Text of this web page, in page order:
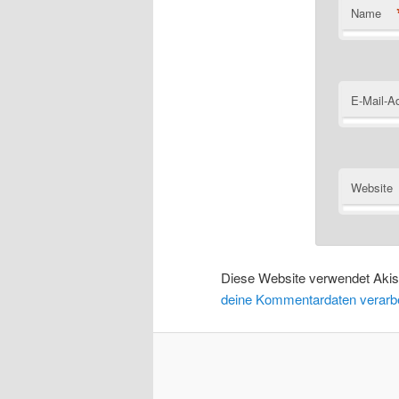
Name
E-Mail-
Website
Diese Website verwendet
deine Kommentardaten